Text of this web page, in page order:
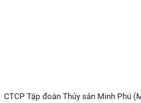
CTCP Tập đoàn Thủy sản Minh Phú